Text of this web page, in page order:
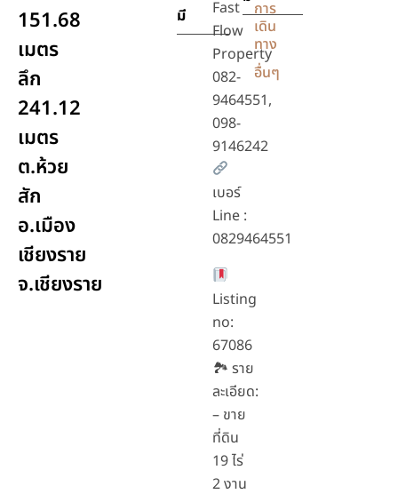
151.68
เมตร
ลึก
241.12
เมตร
ต.ห้วย
สัก
อ.เมือง
เชียงราย
จ.เชียงราย
มี
Fast
Flow
Property
082-
9464551,
098-
9146242
เบอร์
Line :
0829464551
Listing
no:
67086
🏞 ราย
ละเอียด:
– ขาย
ที่ดิน
19 ไร่
2 งาน
การ
เดิน
ทาง
อื่นๆ